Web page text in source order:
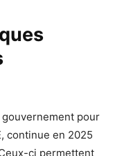
pour
continue en 2025
ci permettent